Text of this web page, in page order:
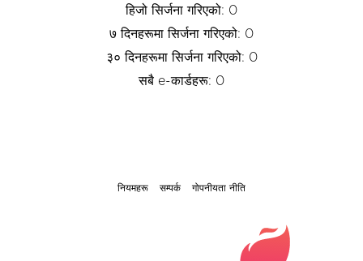
हिजो सिर्जना गरिएको: 0
७ दिनहरूमा सिर्जना गरिएको: 0
३० दिनहरूमा सिर्जना गरिएको: 0
सबै e-कार्डहरू: 0
नियमहरू सम्पर्क गोपनीयता नीति